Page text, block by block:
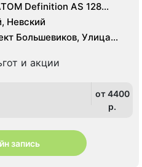
Definition AS 128
срезов
Невский
Большевиков, Улица
и акции
от 4400
p.
запись